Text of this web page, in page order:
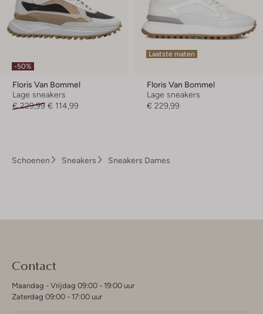
-50%
Floris Van Bommel
Lage sneakers
€ 229,99 € 114,99
Laatste maten
Floris Van Bommel
Lage sneakers
€ 229,99
Schoenen Sneakers Sneakers Dames
Contact
Maandag - Vrijdag 09:00 - 19:00 uur
Zaterdag 09:00 - 17:00 uur